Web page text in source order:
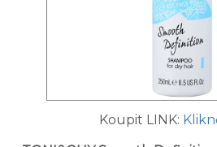
Koupit LINK: